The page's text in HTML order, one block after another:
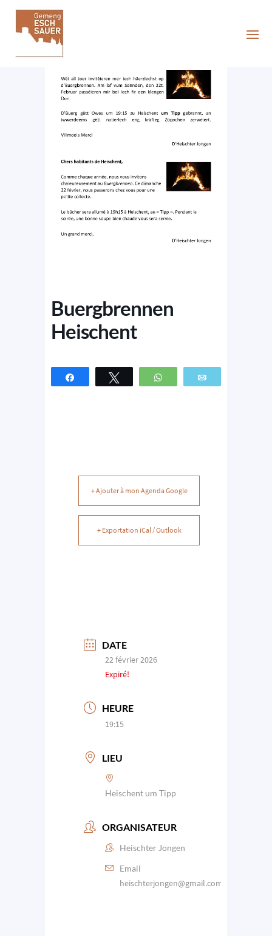
Buergbrennen
Heischent
Partagez Tweetez WhatsApp
+ Ajouter à mon Agenda Google
+ Exportation iCal / Outlook
DATE
22 février 2026
Expiré!
HEURE
19:15
LIEU
Heischent um Tipp
ORGANISATEUR
Heischter Jongen
Email
heischterjongen@gmail.com